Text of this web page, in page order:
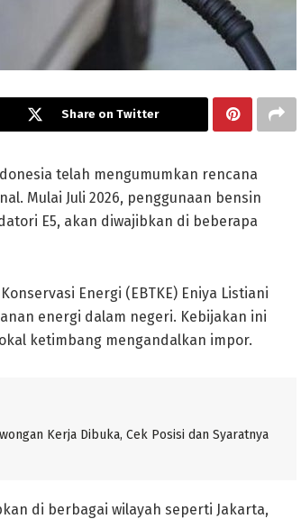
Share on Twitter
telah mengumumkan rencana
Mulai Juli 2026, penggunaan bensin
E5, akan diwajibkan di beberapa
Energi (EBTKE) Eniya Listiani
energi dalam negeri. Kebijakan ini
ketimbang mengandalkan impor.
Kerja Dibuka, Cek Posisi dan Syaratnya
di berbagai wilayah seperti Jakarta,